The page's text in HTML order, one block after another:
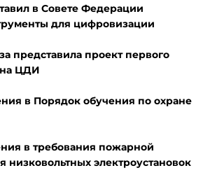
в Совете Федерации
для цифровизации
представила проект первого
ЦДИ
в Порядок обучения по охране
в требования пожарной
низковольтных электроустановок